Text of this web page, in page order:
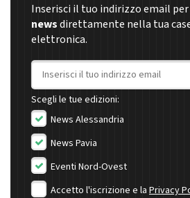
Inserisci il tuo indirizzo email per
newsdirettamente nella tua
elettronica.
Indirizzo email
Scegli le tue edizioni:
News Alessandria
News Pavia
Eventi Nord-Ovest
Accetto l'iscrizione e la Privacy